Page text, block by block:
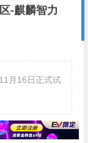
-麒麟智力
月16日正式试